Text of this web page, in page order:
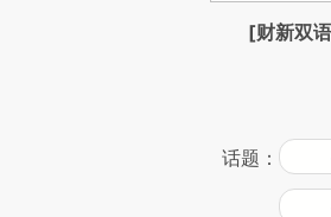
[财新双
话题：